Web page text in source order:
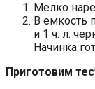
Мелко
В емкость
и 1 ч. л.
Начинка
Приготовим